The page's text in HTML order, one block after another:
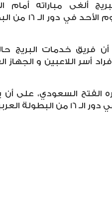
ألغى مباراته أمام
السكندري التي كان مقرر إقامتها
أن فريق خدمات البريج
أسر اللاعبين و الجهاز
الفتح السعودي، على أن
العربية.